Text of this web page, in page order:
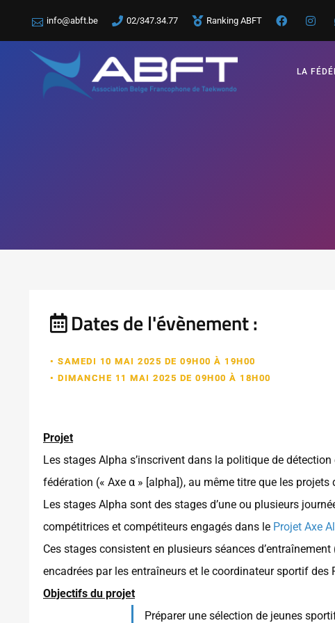
info@abft.be 02/347.34.77 Ranking ABFT
LA
Dates de l'évènement :
• SAMEDI 10 MAI 2025 DE 09H00 À 19H00
• DIMANCHE 11 MAI 2025 DE 09H00 À 18H00
Projet
Les stages Alpha s’inscrivent dans la politique de
fédération (« Axe α » [alpha]), au même titre que les
Les stages Alpha sont des stages d’une ou plusieurs
compétitrices et compétiteurs engagés dans le Projet Axe
Ces stages consistent en plusieurs séances
encadrées par les entraîneurs et le coordinateur sportif des
Objectifs du projet
Préparer une sélection de jeunes